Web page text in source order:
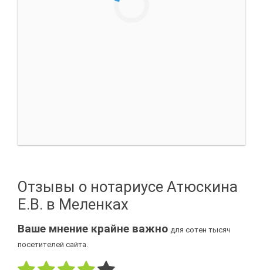
Отзывы о нотариусе Атюскина
Е.В. в Меленках
Ваше мнение крайне важно для сотен тысяч
посетителей сайта.